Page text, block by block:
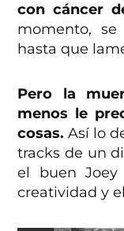
con cáncer
momento, se
hasta que
Pero la
menos le
cosas. Así lo
tracks de un
el buen
creatividad y